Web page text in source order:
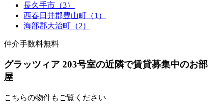
長久手市（3）
西春日井郡豊山町（1）
海部郡大治町（2）
仲介手数料無料
グラッツィア 203号室の近隣で賃貸募集中のお部
屋
こちらの物件もご覧ください